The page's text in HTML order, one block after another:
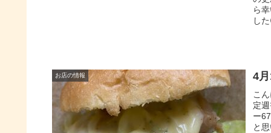
ら
し
お店の情報 4
こ
定
ー
と